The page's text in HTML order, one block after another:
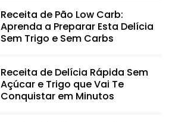
Receita de Pão Low Carb:
Aprenda a Preparar Esta Delícia
Sem Trigo e Sem Carbs
Receita de Delícia Rápida Sem
Açúcar e Trigo que Vai Te
Conquistar em Minutos